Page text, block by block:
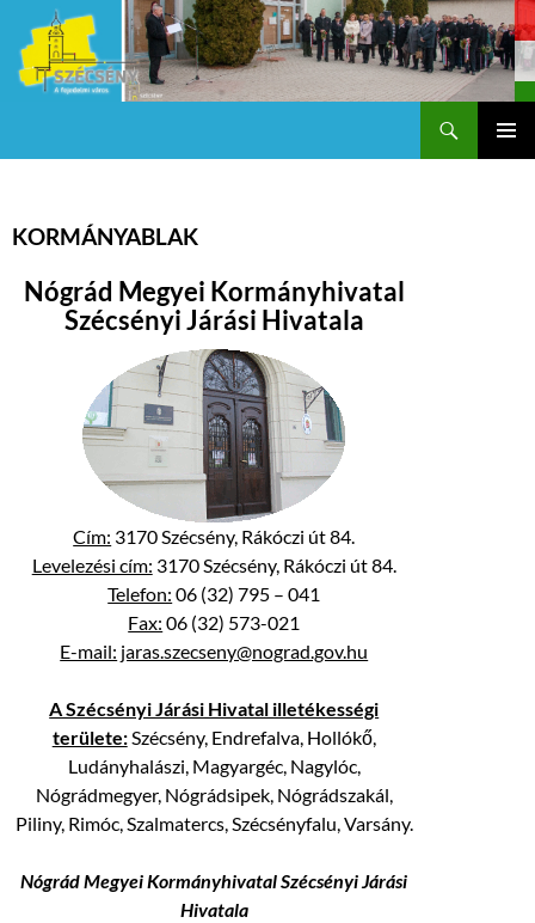
KORMÁNYABLAK
Nógrád Megyei Kormányhivatal
Szécsényi Járási Hivatala
Cím: 3170 Szécsény, Rákóczi út 84.
Levelezési cím: 3170 Szécsény, Rákóczi út 84.
Telefon: 06 (32) 795 – 041
Fax: 06 (32) 573-021
E-mail: jaras.szecseny@nograd.gov.hu
A Szécsényi Járási Hivatal illetékességi
területe:Szécsény, Endrefalva, Hollókő,
Ludányhalászi, Magyargéc, Nagylóc,
Nógrádmegyer, Nógrádsipek, Nógrádszakál,
Piliny, Rimóc, Szalmatercs, Szécsényfalu, Varsány.
Nógrád Megyei Kormányhivatal Szécsényi Járási
Hivatala